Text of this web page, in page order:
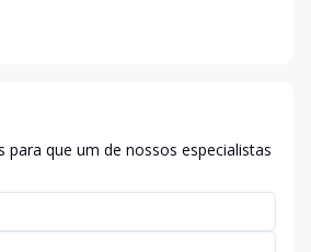
para que um de nossos especialistas